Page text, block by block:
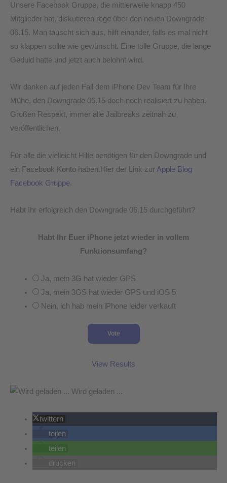
Unsere Facebook Gruppe, die mittlerweile knapp 450
Mitglieder hat, diskutieren rege über den neuen Downgrade
06.15. Man tauscht sich aus, hilft einander, falls es mal nicht
so klappen sollte wie gewünscht. Eine tolle Gruppe, die lange
Geduld hatte und jetzt auch belohnt wird.
Wir danken auf jeden Fall dem iPhone Dev Team für Ihre
Mühe, den Downgrade 06.15 doch noch realisiert zu haben.
Großen Respekt, immer alle Jailbreaks zeitnah zu
veröffentlichen.
Für alle die vielleicht Hilfe benötigen für den Downgrade und
ein Facebook Konto haben.Hier der Link zur Apple Blog
Facebook Gruppe.
Habt Ihr erfolgreich den Downgrade 06.15 durchgeführt?
Habt Ihr Euer iPhone jetzt wieder in vollem
Funktionsumfang?
Ja, mein 3G hat wieder GPS
Ja, mein 3GS hat wieder GPS und iOS 5
Nein, ich hab mein iPhone leider verkauft
View Results
Wird geladen ...
twittern
teilen
teilen
drucken